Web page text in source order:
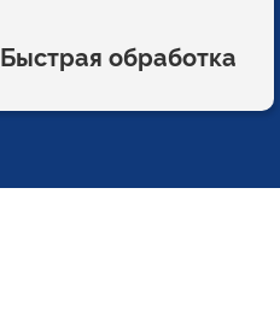
Быстрая обработка